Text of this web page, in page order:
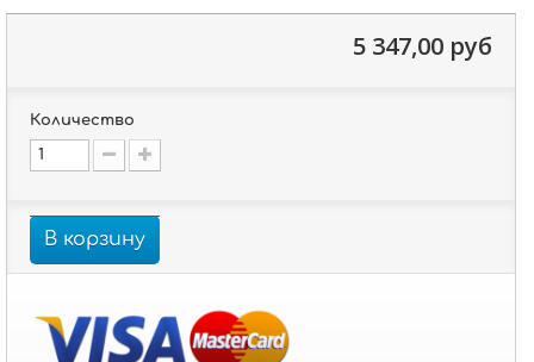
5 347,00 руб
Количество
В корзину